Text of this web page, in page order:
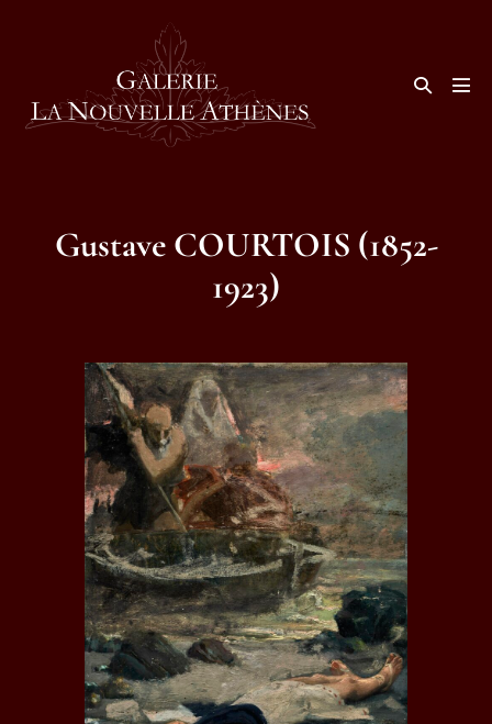
Basculer
Gustave COURTOIS (1852-
1923)